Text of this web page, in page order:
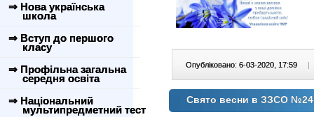
⇒ Нова українська
школа
⇒ Вступ до першого
класу
⇒ Профільна загальна
середня освіта
⇒ Національний
мультипредметний тест
Опубліковано: 6-03-2020, 17:59 |
Свято весни в ЗЗСО №24